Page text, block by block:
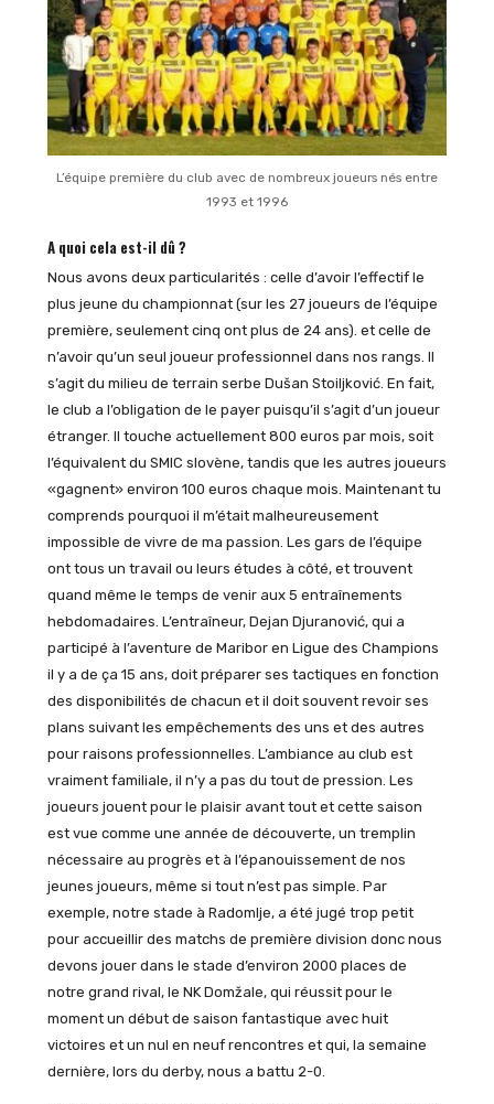
L’équipe première du club avec de nombreux joueurs nés entre
1993 et 1996
A quoi cela est-il dû ?
Nous avons deux particularités : celle d’avoir l’effectif le
plus jeune du championnat (sur les 27 joueurs de l’équipe
première, seulement cinq ont plus de 24 ans). et celle de
n’avoir qu’un seul joueur professionnel dans nos rangs. Il
s’agit du milieu de terrain serbe Dušan Stoiljković. En fait,
le club a l’obligation de le payer puisqu’il s’agit d’un joueur
étranger. Il touche actuellement 800 euros par mois, soit
l’équivalent du SMIC slovène, tandis que les autres joueurs
«gagnent» environ 100 euros chaque mois. Maintenant tu
comprends pourquoi il m’était malheureusement
impossible de vivre de ma passion. Les gars de l’équipe
ont tous un travail ou leurs études à côté, et trouvent
quand même le temps de venir aux 5 entraînements
hebdomadaires. L’entraîneur, Dejan Djuranović, qui a
participé à l’aventure de Maribor en Ligue des Champions
il y a de ça 15 ans, doit préparer ses tactiques en fonction
des disponibilités de chacun et il doit souvent revoir ses
plans suivant les empêchements des uns et des autres
pour raisons professionnelles. L’ambiance au club est
vraiment familiale, il n’y a pas du tout de pression. Les
joueurs jouent pour le plaisir avant tout et cette saison
est vue comme une année de découverte, un tremplin
nécessaire au progrès et à l’épanouissement de nos
jeunes joueurs, même si tout n’est pas simple. Par
exemple, notre stade à Radomlje, a été jugé trop petit
pour accueillir des matchs de première division donc nous
devons jouer dans le stade d’environ 2000 places de
notre grand rival, le NK Domžale, qui réussit pour le
moment un début de saison fantastique avec huit
victoires et un nul en neuf rencontres et qui, la semaine
dernière, lors du derby, nous a battu 2-0.